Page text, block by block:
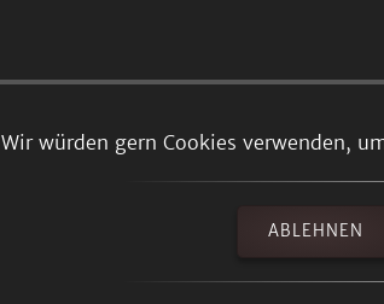
Wir würden gern Cookies verwenden,
ABLEHNEN